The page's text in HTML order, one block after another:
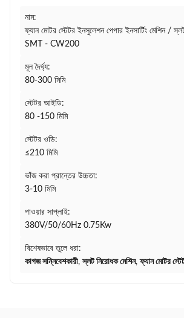
নাম:
ফ্যান মোটর স্টেটর ইনসুলেশন পেপার ইনসার্টিং মেশিন /
SMT - CW200
মূল দৈর্ঘ্য:
80-300 মিমি
স্টেটর আইডি:
80 -150 মিমি
স্টেটর ওডি:
≤210 মিমি
ভাঁজ করা প্রান্তের উচ্চতা:
3-10 মিমি
পাওয়ার সাপ্লাই:
380V/50/60Hz 0.75Kw
বিশেষভাবে তুলে ধরা:
কাগজ সন্নিবেশকারী,স্লট নিরোধক মেশিন,ফ্যান মোটর